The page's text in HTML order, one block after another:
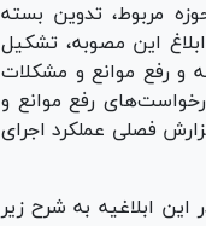
شامل ۵ نفر از صاحبنظران حوزه مربوط، تدوین بسته
این مصوبه، تشکیل
و رفع موانع و مشکلات
رفع موانع و
فصلی عملکرد اجرای
در این ابلاغیه به شرح زیر